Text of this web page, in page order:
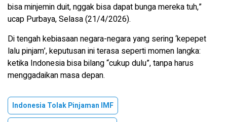
bisa minjemin duit, nggak bisa dapat bunga mereka tuh,”
ucap Purbaya, Selasa (21/4/2026).
Di tengah kebiasaan negara-negara yang sering ‘kepepet
lalu pinjam’, keputusan ini terasa seperti momen langka:
ketika Indonesia bisa bilang “cukup dulu”, tanpa harus
menggadaikan masa depan.
Indonesia Tolak Pinjaman IMF